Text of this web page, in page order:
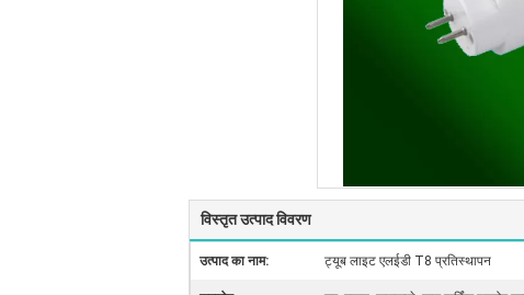
विस्तृत उत्पाद विवरण
उत्पाद का नाम: ट्यूब लाइट एलईडी T8 प्रतिस्थापन